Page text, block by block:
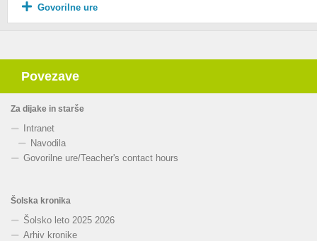
Govorilne ure
Povezave
Za dijake in starše
Intranet
Navodila
Govorilne ure/Teacher's contact hours
Šolska kronika
Šolsko leto 2025 2026
Arhiv kronike